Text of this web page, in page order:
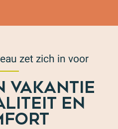
zet zich in voor
VAKANTIE
EN